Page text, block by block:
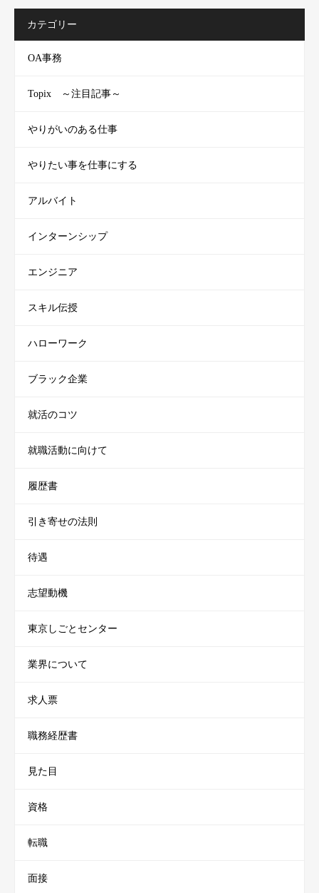
カテゴリー
OA事務
Topix ～注目記事～
やりがいのある仕事
やりたい事を仕事にする
アルバイト
インターンシップ
エンジニア
スキル伝授
ハローワーク
ブラック企業
就活のコツ
就職活動に向けて
履歴書
引き寄せの法則
待遇
志望動機
東京しごとセンター
業界について
求人票
職務経歴書
見た目
資格
転職
面接